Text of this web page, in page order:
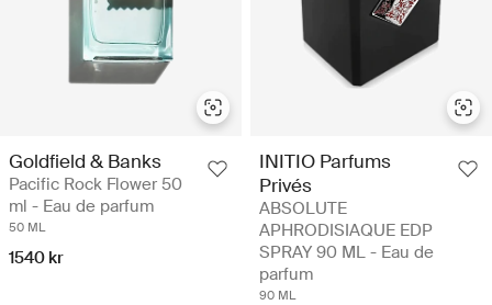
Goldfield & Banks
Pacific Rock Flower 50
ml - Eau de parfum
50 ML
1540 kr
INITIO Parfums
Privés
ABSOLUTE
APHRODISIAQUE EDP
SPRAY 90 ML - Eau de
parfum
90 ML